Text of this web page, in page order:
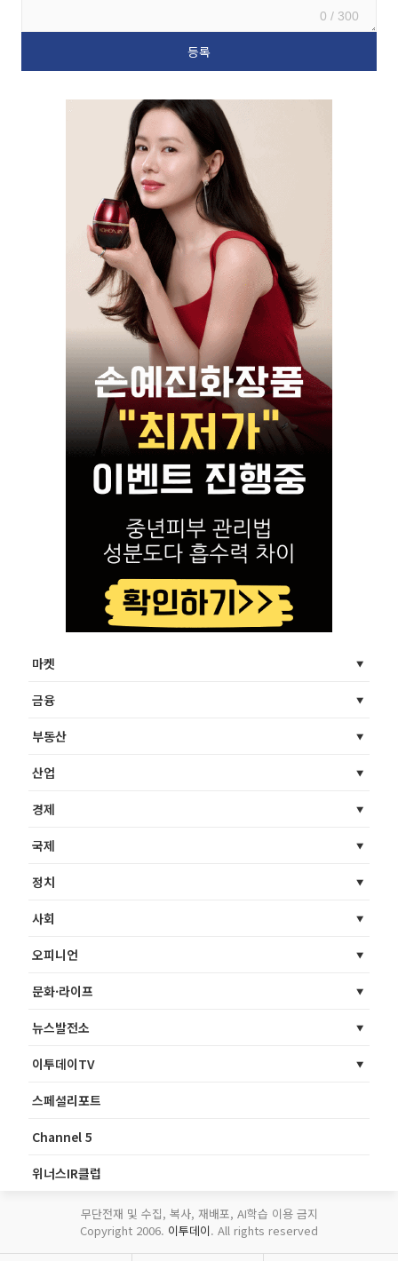
0 / 300
마켓
금융
부동산
산업
경제
국제
정치
사회
오피니언
문화·라이프
뉴스발전소
이투데이TV
스페셜리포트
Channel 5
위너스IR클럽
무단전재 및 수집, 복사, 재배포, AI학습 이용 금지
Copyright 2006. 이투데이. All rights reserved